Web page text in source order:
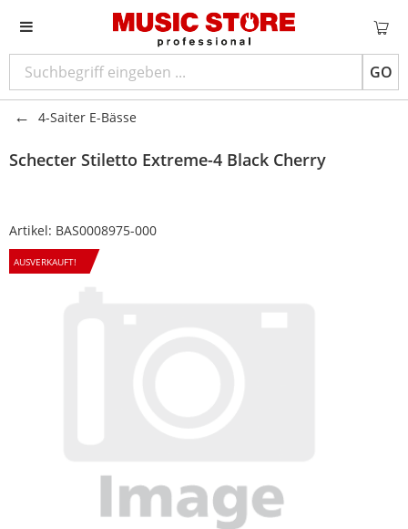
GO
4-Saiter E-Bässe
Schecter Stiletto Extreme-4 Black Cherry
Artikel: BAS0008975-000
AUSVERKAUFT!